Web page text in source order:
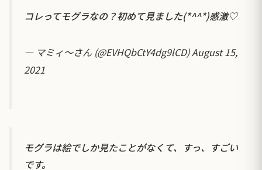
コレってモグラなの？初めて見ました(*^^*)感激♡
— マミィ〜さん (@EVHQbCtY4dg9lCD)August 15,
2021
モグラは絵でしか見たことがなくて、すっ、すごい
です。